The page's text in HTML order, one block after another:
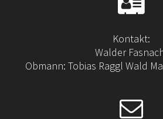
Kontakt:
Walder
Obmann: Tobias Raggl Wald